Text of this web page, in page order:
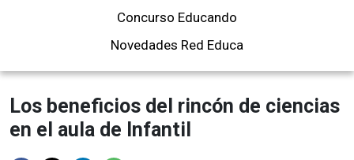
Concurso Educando
Novedades Red Educa
Los beneficios del rincón de ciencias
en el aula de Infantil